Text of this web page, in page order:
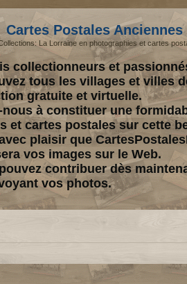
Cartes Postales
La Lorraine en photographies et cartes
et
tous les villages et villes
gratuite et virtuelle.
nous à constituer une
et cartes postales sur cette
plaisir que
vos images sur le Web.
contribuer dès
vos photos.